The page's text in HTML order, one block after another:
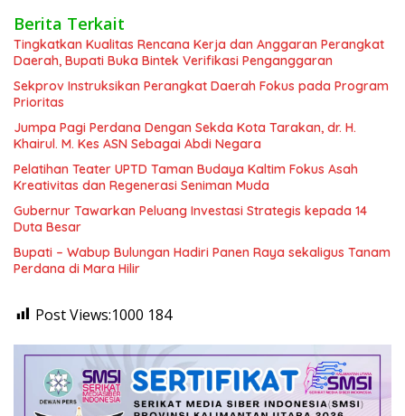
Berita Terkait
Tingkatkan Kualitas Rencana Kerja dan Anggaran Perangkat
Daerah, Bupati Buka Bintek Verifikasi Penganggaran
Sekprov Instruksikan Perangkat Daerah Fokus pada Program
Prioritas
Jumpa Pagi Perdana Dengan Sekda Kota Tarakan, dr. H.
Pelatihan Teater UPTD Taman Budaya Kaltim Fokus Asah
Kreativitas dan Regenerasi Seniman Muda
Gubernur Tawarkan Peluang Investasi Strategis kepada 14
Duta Besar
Bupati – Wabup Bulungan Hadiri Panen Raya sekaligus Tanam
Perdana di Mara Hilir
Post Views:1000 184